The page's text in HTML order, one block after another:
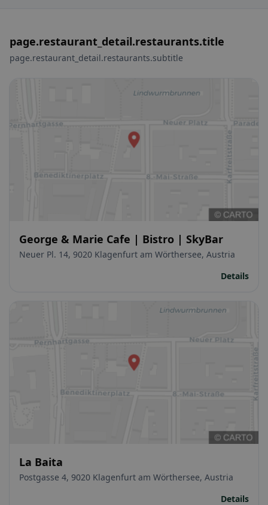
page.restaurant_detail.restaurants.title
page.restaurant_detail.restaurants.subtitle
George & Marie Cafe | Bistro | SkyBar
Neuer Pl. 14, 9020 Klagenfurt am Wörthersee, Austria
Details
La Baita
Postgasse 4, 9020 Klagenfurt am Wörthersee, Austria
Details